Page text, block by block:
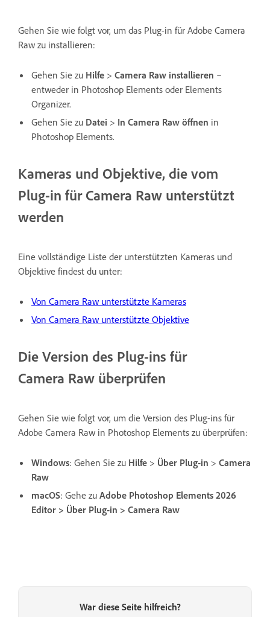
Gehen Sie wie folgt vor, um das Plug-in für Adobe Camera
Raw zu installieren:
Gehen Sie zu Hilfe > Camera Raw installieren –
entweder in Photoshop Elements oder Elements
Organizer.
Gehen Sie zu Datei > In Camera Raw öffnen in
Photoshop Elements.
Kameras und Objektive, die vom
Plug-in für Camera Raw unterstützt
werden
Eine vollständige Liste der unterstützten Kameras und
Objektive findest du unter:
Von Camera Raw unterstützte Kameras
Von Camera Raw unterstützte Objektive
Die Version des Plug-ins für
Camera Raw überprüfen
Gehen Sie wie folgt vor, um die Version des Plug-ins für
Adobe Camera Raw in Photoshop Elements zu überprüfen:
Windows: Gehen Sie zu Hilfe > Über Plug-in > Camera
Raw
macOS: Gehe zu Adobe Photoshop Elements 2026
Editor > Über Plug-in > Camera Raw
War diese Seite hilfreich?